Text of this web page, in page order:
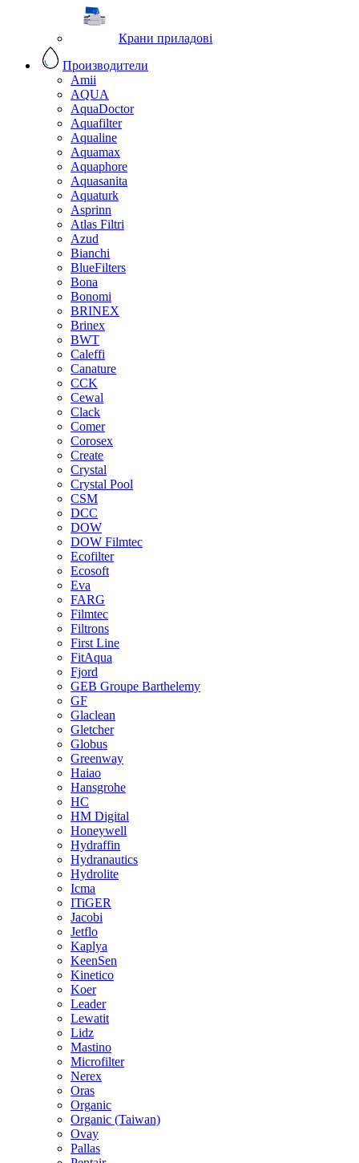
Крани приладові
Производители
Amii
AQUA
AquaDoctor
Aquafilter
Aqualine
Aquamax
Aquaphore
Aquasanita
Aquaturk
Asprinn
Atlas Filtri
Azud
Bianchi
BlueFilters
Bona
Bonomi
BRINEX
Brinex
BWT
Caleffi
Canature
CCK
Cewal
Clack
Comer
Corosex
Create
Crystal
Crystal Pool
CSM
DCC
DOW
DOW Filmtec
Ecofilter
Ecosoft
Eva
FARG
Filmtec
Filtrons
First Line
FitAqua
Fjord
GEB Groupe Barthelemy
GF
Glaclean
Gletcher
Globus
Greenway
Haiao
Hansgrohe
HC
HM Digital
Honeywell
Hydraffin
Hydranautics
Hydrolite
Icma
ITiGER
Jacobi
Jetflo
Kaplya
KeenSen
Kinetico
Koer
Leader
Lewatit
Lidz
Mastino
Microfilter
Nerex
Oras
Organic
Organic (Taiwan)
Ovay
Pallas